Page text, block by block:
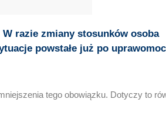
razie zmiany stosunków osoba
powstałe już po
tego obowiązku. Dotyczy to